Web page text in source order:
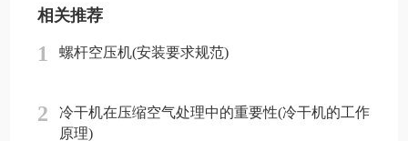
相关推荐
1 螺杆空压机(安装要求规范)
2
冷干机在压缩空气处理中的重要性(冷干机的工作
原理)